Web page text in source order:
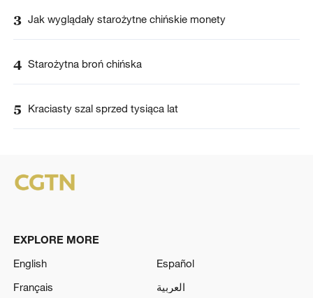
3 Jak wyglądały starożytne chińskie monety
4 Starożytna broń chińska
5 Kraciasty szal sprzed tysiąca lat
EXPLORE MORE
English
Español
Français
العربية